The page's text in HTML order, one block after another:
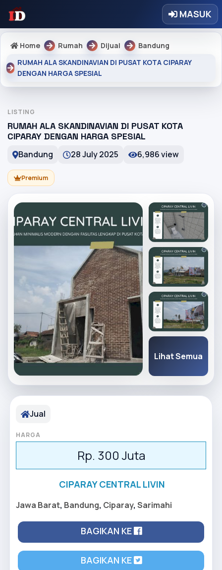
MASUK
Home Rumah Dijual
Bandung
RUMAH ALA SKANDINAVIAN DI PUSAT KOTA CIPARAY
DENGAN HARGA SPESIAL
LISTING
RUMAH ALA SKANDINAVIAN DI PUSAT KOTA
CIPARAY DENGAN HARGA SPESIAL
Bandung 28 July 2025 6,986 view
Premium
Lihat Semua
Jual
HARGA
Rp. 300 Juta
CIPARAY CENTRAL LIVIN
Jawa Barat, Bandung, Ciparay, Sarimahi
BAGIKAN KE
BAGIKAN KE